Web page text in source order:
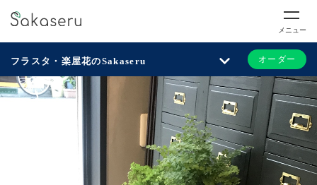
メニュー
フラスタ・楽屋花のSakaseru オーダー